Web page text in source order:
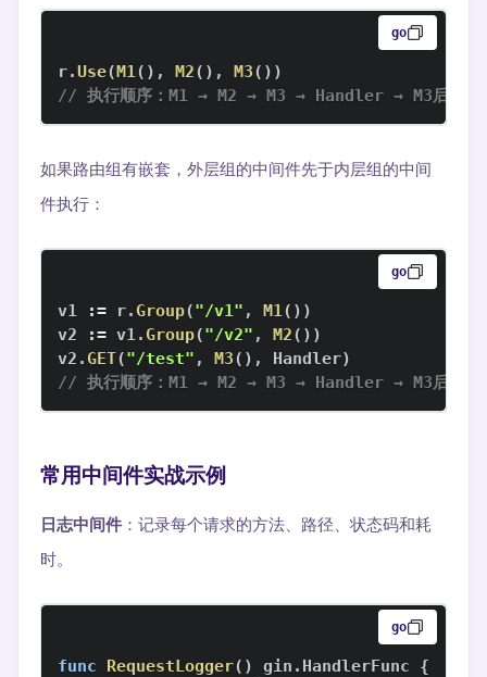
go
r.Use(M1( ) , M2( ) , M3( ) )
// 执行顺序：M1 → M2 → M3 → Handler → M3后 →
如果路由组有嵌套，外层组的中间件先于内层组的中间
件执行：
go
v1 := r.Group("/v1" , M1( ) )
v2
:= v1.Group("/v2" , M2( ) )
v2 .GET("/test" , M3( ) , Handler)
// 执行顺序：M1 → M2 → M3 → Handler → M3后 →
常用中间件实战示例
日志中间件 ：记录每个请求的方法、路径、状态码和耗
时。
go
func RequestLogger( ) gin . HandlerFunc {